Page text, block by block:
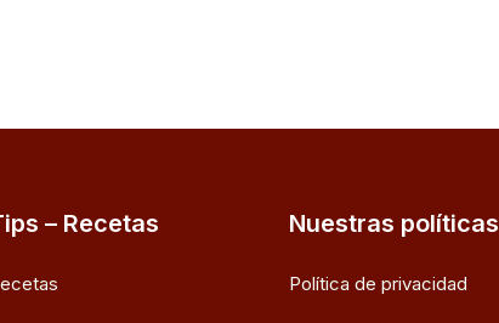
– Recetas Nuestras políticas
Política de privacidad